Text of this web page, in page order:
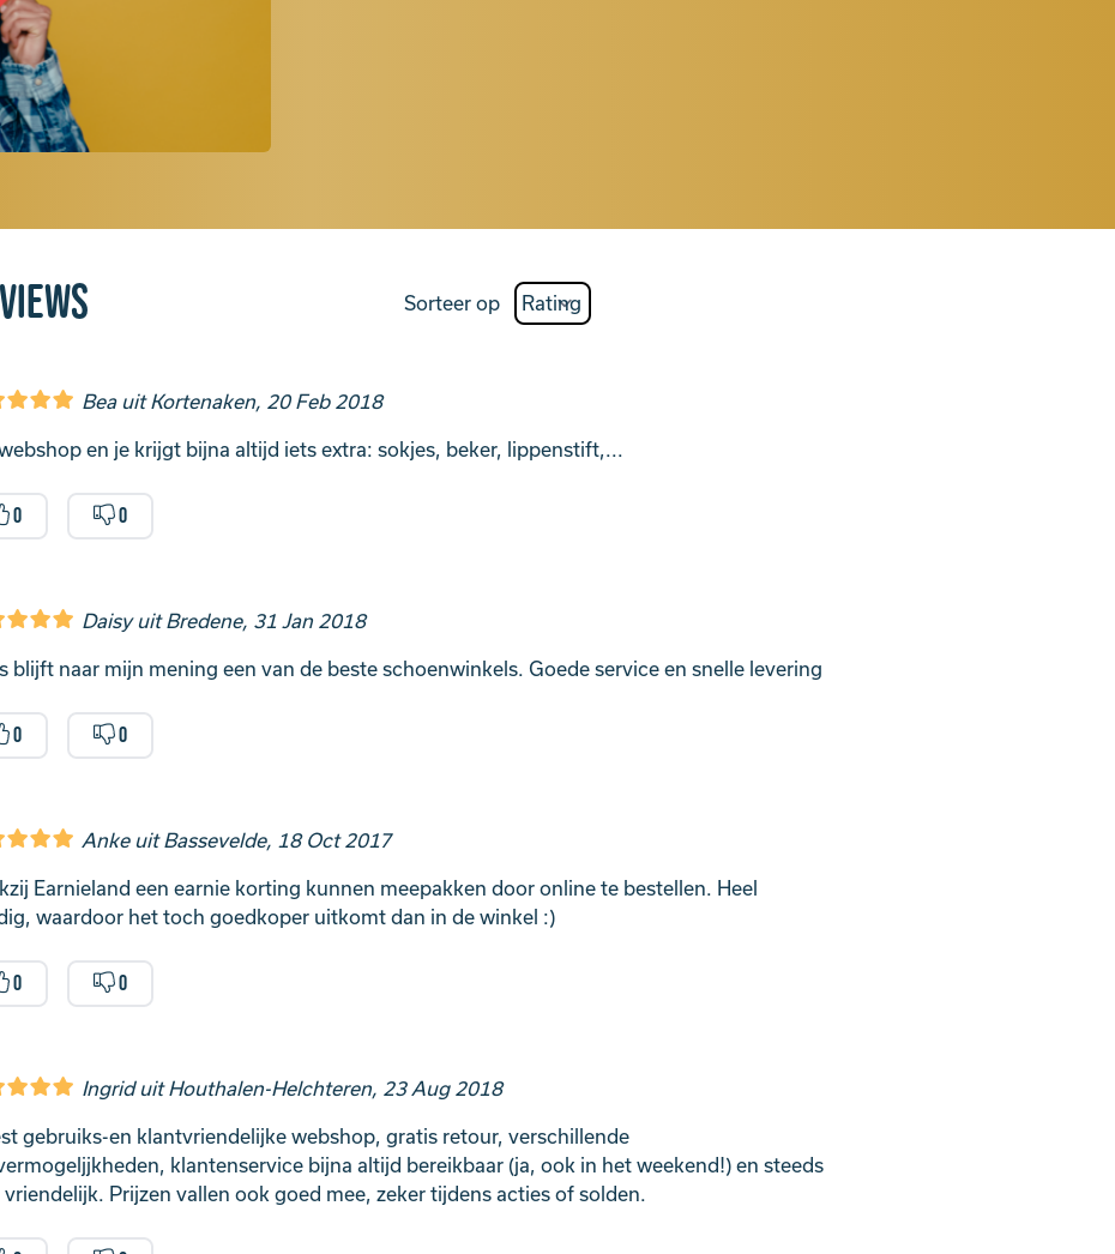
Sorteer op
Bea uit Kortenaken, 20 Feb 2018
en je krijgt bijna altijd iets extra: sokjes, beker, lippenstift,...
0 0
Daisy uit Bredene, 31 Jan 2018
blijft naar mijn mening een van de beste schoenwinkels. Goede service en snelle levering
0 0
Anke uit Bassevelde, 18 Oct 2017
Earnieland een earnie korting kunnen meepakken door online te bestellen. Heel
waardoor het toch goedkoper uitkomt dan in de winkel :)
0 0
Ingrid uit Houthalen-Helchteren, 23 Aug 2018
gebruiks-en klantvriendelijke webshop, gratis retour, verschillende
klantenservice bijna altijd bereikbaar (ja, ook in het weekend!) en steeds
vriendelijk. Prijzen vallen ook goed mee, zeker tijdens acties of solden.